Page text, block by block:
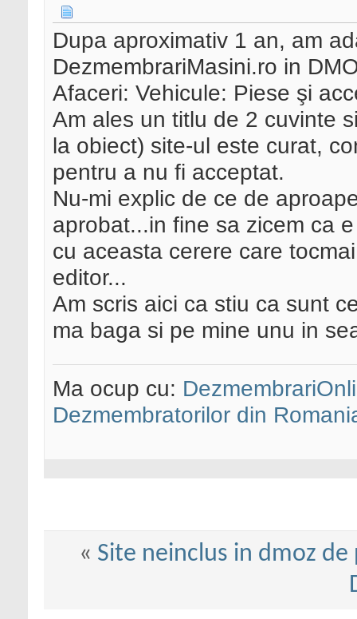
Dupa aproximativ 1 an, am
DezmembrariMasini.ro in
Afaceri: Vehicule: Piese şi
Am ales un titlu de 2 cuvinte
la obiect) site-ul este curat,
pentru a nu fi acceptat.
Nu-mi explic de ce de
aprobat...in fine sa zicem ca
cu aceasta cerere care
editor...
Am scris aici ca stiu ca sunt
ma baga si pe mine unu in
Ma ocup cu:
Dezmembratorilor din
« Site neinclus in dmoz de